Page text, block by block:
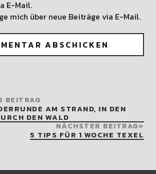
E-Mail.
mich über neue Beiträge via E-Mail.
BEITRAG
AM STRAND, IN DEN
DEN WALD
NÄCHSTER BEITRAG
5 TIPS FÜR 1 WOCHE TEXEL